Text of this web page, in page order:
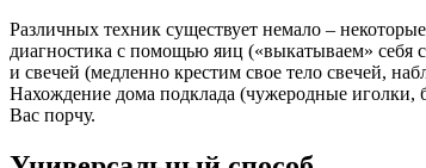
Различных техник существует немало –
диагностика с помощью яиц («выкатываем»
и свечей (медленно крестим свое тело свечей,
Нахождение дома подклада (чужеродные иголки,
Вас порчу.